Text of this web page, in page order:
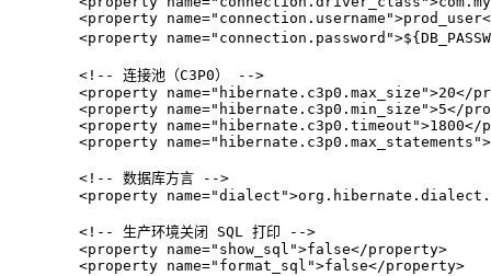
<property name="connection.username">prod_user
<property name="connection.password">
<!-- 连接池（C3P0） -->
<property name="hibernate.c3p0.max_size">20</
<property name="hibernate.c3p0.min_size">5</
<property name="hibernate.c3p0.timeout">1800</
<property name="hibernate.c3p0.max_statements">
<!-- 数据库方言 -->
<property name="dialect">
<!-- 生产环境关闭 SQL 打印 -->
<property name="show_sql">false</property>
<property name="format_sql">false</property>